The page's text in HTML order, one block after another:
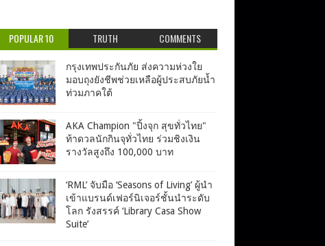
POPULAR 10 TRUTH COMMENTS
กรุงเทพประกันภัย ส่งความห่วงใย
มอบถุงยังชีพช่วยเหลือผู้ประสบภัยน้ำ
ท่วมภาคใต้
AKA Champion "ปิ้งจุก สุขทั่วไทย"
ท้าดวลนักกินจุทั่วไทย ร่วมชิงเงิน
รางวัลสูงถึง 100,000 บาท
‘RML’ จับมือ ‘Seasons of Living’ ผู้นำ
เข้าแบรนด์เฟอร์นิเจอร์ชั้นนำระดับ
โลก รังสรรค์ ‘Library Casa Show
Suite’